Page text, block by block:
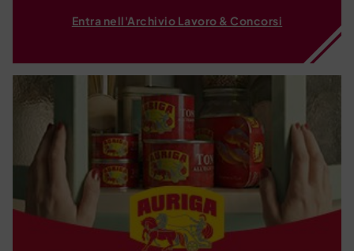
Entra nell'Archivio Lavoro & Concorsi